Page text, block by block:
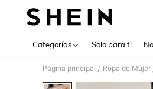
Categorías Solo para ti
Página principal / Ropa de Mujer